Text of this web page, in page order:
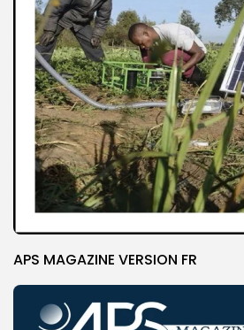
APS MAGAZINE VERSION FR